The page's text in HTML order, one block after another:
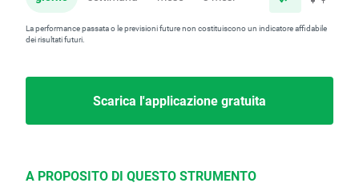
La performance passata o le previsioni future non costituiscono un indicatore affidabile
dei risultati futuri.
Scarica l'applicazione gratuita
A PROPOSITO DI QUESTO STRUMENTO